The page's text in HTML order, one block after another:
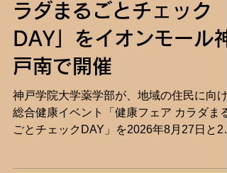
薬学部が「健康フェア
ラダまるごとチェック
DAY」をイオンモール神
戸南で開催
神戸学院大学薬学部が、地域の住民に向け